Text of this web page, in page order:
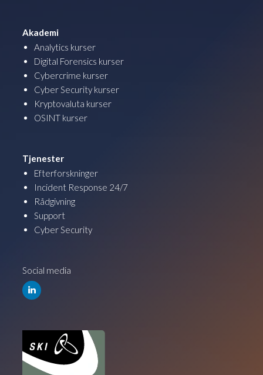
Akademi
Analytics kurser
Digital Forensics kurser
Cybercrime kurser
Cyber Security kurser
Kryptovaluta kurser
OSINT kurser
Tjenester
Efterforskninger
Incident Response 24/7
Rådgivning
Support
Cyber Security
Social media